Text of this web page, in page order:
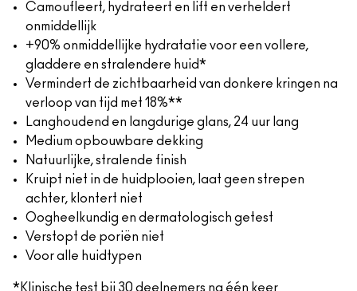
Camoufleert, hydrateert en lift en verheldert
onmiddellijk
+90% onmiddellijke hydratatie voor een vollere,
gladdere en stralendere huid*
Vermindert de zichtbaarheid van donkere kringen na
verloop van tijd met 18%**
Langhoudend en langdurige glans, 24 uur lang
Medium opbouwbare dekking
Natuurlijke, stralende finish
Kruipt niet in de huidplooien, laat geen strepen
achter, klontert niet
Oogheelkundig en dermatologisch getest
Verstopt de poriën niet
Voor alle huidtypen
*Klinische test bij 30 deelnemers na één keer